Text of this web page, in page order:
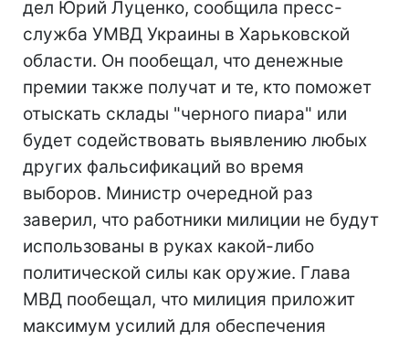
дел Юрий Луценко, сообщила пресс-
служба УМВД Украины в Харьковской
области. Он пообещал, что денежные
премии также получат и те, кто поможет
отыскать склады "черного пиара" или
будет содействовать выявлению любых
других фальсификаций во время
выборов. Министр очередной раз
заверил, что работники милиции не будут
использованы в руках какой-либо
политической силы как оружие. Глава
МВД пообещал, что милиция приложит
максимум усилий для обеспечения